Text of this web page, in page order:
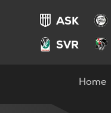
ASK
SVR
Home